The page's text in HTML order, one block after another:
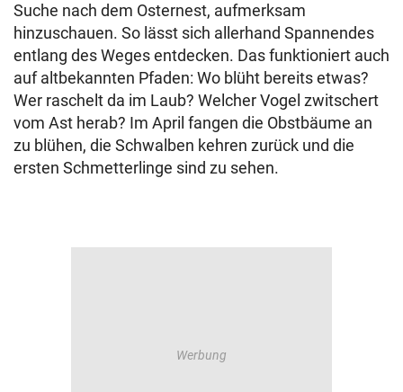
Suche nach dem Osternest, aufmerksam
hinzuschauen. So lässt sich allerhand Spannendes
entlang des Weges entdecken. Das funktioniert auch
auf altbekannten Pfaden: Wo blüht bereits etwas?
Wer raschelt da im Laub? Welcher Vogel zwitschert
vom Ast herab? Im April fangen die Obstbäume an
zu blühen, die Schwalben kehren zurück und die
ersten Schmetterlinge sind zu sehen.